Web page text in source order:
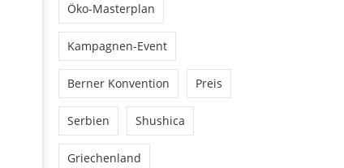
Öko-Masterplan
Kampagnen-Event
Berner Konvention Preis
Serbien Shushica
Griechenland